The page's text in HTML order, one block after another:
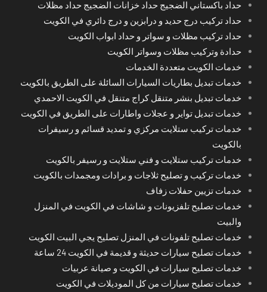
حداد باكستاني الضجيج حداد خزانات الضجيج حداد مظلات
حداد تركيب درج حديد و درابزين و درج دائري في الكويت
حداد تركيب مظلات و سواتر و حداد ابواب الكويت
حدادة وتركيب مظلات وسواتر الكويت
خدمات الكويت متعددة الخدمات
خدمات تبديل بطاريات السيارات السائلة على الطريق بالكويت
خدمات تبديل بنشر متنقل كراج متنقل في الكويت الاحمدي
خدمات تبديل تواير و عجلات واطارات على الطريق في الكويت
خدمات تركيب ستلايت مركزي و تمديد قسائم و رسيفرات
بالكويت
خدمات تركيب ستلايت و فني ستلايت و رسيفر بالكويت
خدمات تركيب و تصليح ثلاجات و برادات ومجمدات بالكويت
خدمات تزيين حفلات زفاف
خدمات تصليح تلفزيونات و شاشات في الكويت في المنزل
والبيت
خدمات تصليح تلفونات في المنزل تصليح يجي البيت الكويت
خدمات تصليح سيارات حديثة و قديمة في الكويت 24 ساعة
خدمات تصليح سيارات في الكويت و صيانة عربيات
خدمات تصليح سيارات من كل الموديلات في الكويت